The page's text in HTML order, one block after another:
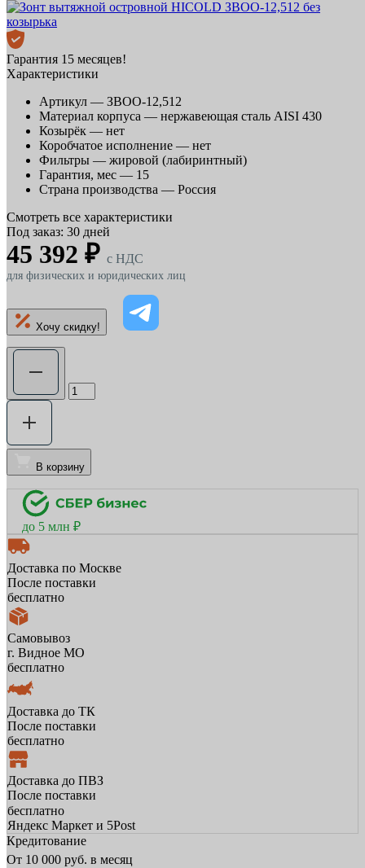
Гарантия 15 месяцев!
Характеристики
Артикул — ЗВОО-12,512
Материал корпуса — нержавеющая сталь AISI 430
Козырёк — нет
Коробчатое исполнение — нет
Фильтры — жировой (лабиринтный)
Гарантия, мес — 15
Страна производства — Россия
Смотреть все характеристики
Под заказ: 30 дней
45 392 ₽ c НДС
для физических и юридических лиц
Хочу скидку!
В корзину
до 5 млн ₽
Доставка по Москве
После поставки
бесплатно
Самовывоз
г. Видное МО
бесплатно
Доставка до ТК
После поставки
бесплатно
Доставка до ПВЗ
После поставки
бесплатно
Яндекс Маркет и 5Post
Кредитование
От 10 000 руб. в месяц